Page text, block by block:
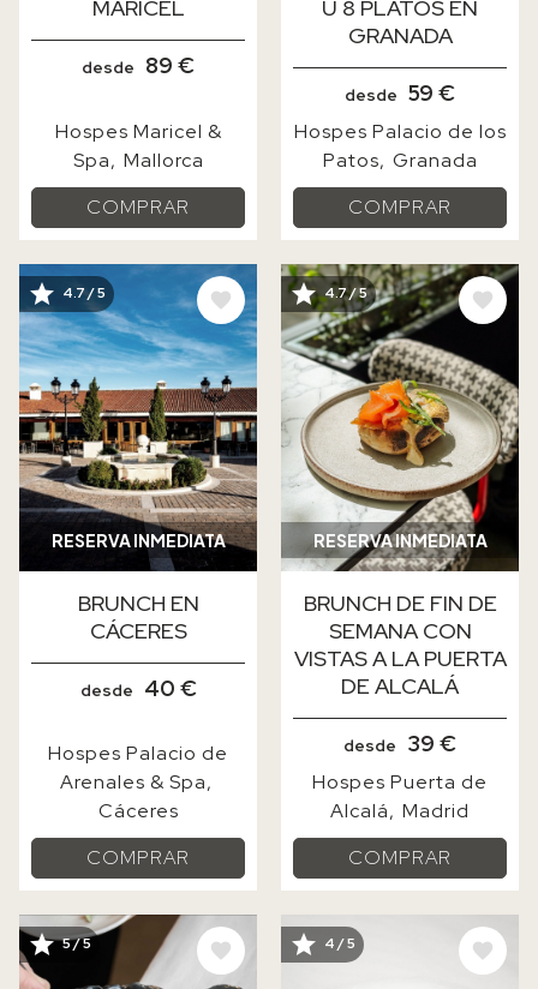
MARICEL
desde 89 €
Hospes Maricel &
Spa
Mallorca
COMPRAR
U 8 PLATOS EN
GRANADA
desde 59 €
Hospes Palacio de los
Patos Granada
COMPRAR
RESERVA INMEDIATA
IMAGE
4.7 / 5
BRUNCH EN
CÁCERES
desde 40 €
Hospes Palacio de
Arenales & Spa
Cáceres
COMPRAR
RESERVA INMEDIATA
IMAGE
4.7 / 5
BRUNCH DE FIN DE
SEMANA CON
VISTAS A LA PUERTA
DE ALCALÁ
desde 39 €
Hospes Puerta de
Alcalá
Madrid
COMPRAR
IMAGE
5 / 5 IMAGE
4 / 5